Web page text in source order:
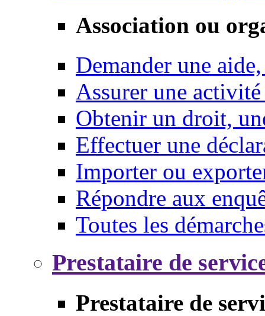
Association ou
Demander une
Assurer une
Obtenir un droit,
Effectuer une
Importer ou
Répondre aux
Toutes les
Prestataire de
Prestataire de